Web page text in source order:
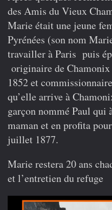
des Amis du Vieux
Marie était une jeune
Pyrénées (son nom
travailler à Paris puis
originaire de
1852 et
qu’elle arrive à
garçon nommé Paul qui
maman et en profita
juillet 1877.
Marie restera 20 ans
et l’entretien du refuge